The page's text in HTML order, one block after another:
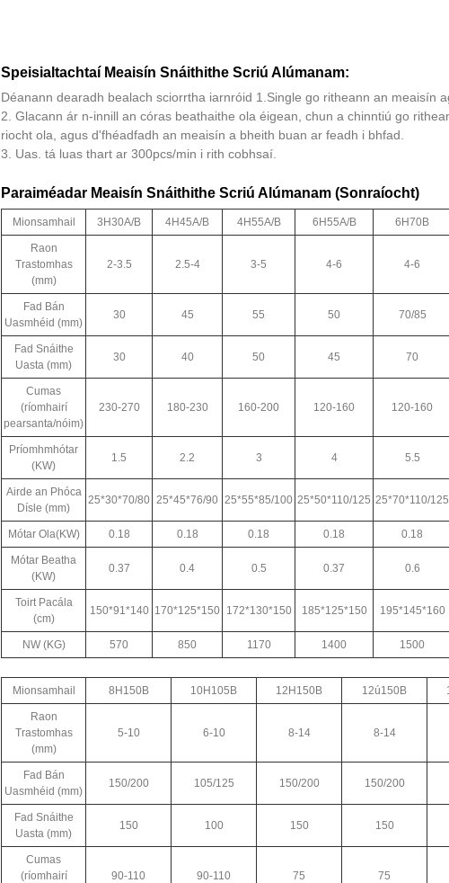
Speisialtachtaí Meaisín Snáithithe Scriú Alúmanam:
Déanann dearadh bealach sciorrtha iarnróid 1.Single go ritheann an meaisín
2. Glacann ár n-innill an córas beathaithe ola éigean, chun a chinntiú go
riocht ola, agus d'fhéadfadh an meaisín a bheith buan ar feadh i bhfad.
3. Uas. tá luas thart ar 300pcs/min i rith cobhsaí.
Paraiméadar Meaisín Snáithithe Scriú Alúmanam (Sonraíocht)
Mionsamhail 3H30A/B 4H45A/B 4H55A/B 6H55A/B 6H70B
Raon
Trastomhas
(mm)
2-3.5 2.5-4 3-5 4-6 4-6
Fad Bán
Uasmhéid (mm)
30 45 55 50 70/85
Fad Snáithe
Uasta (mm)
30 40 50 45 70
Cumas
(ríomhairí
pearsanta/nóim)
230-270 180-230 160-200 120-160 120-160
Príomhmhótar
(KW)
1.5 2.2 3 4 5.5
Airde an Phóca
Dísle (mm)
25*30*70/80 25*45*76/90 25*55*85/100 25*50*110/125 25*70*110/125
Mótar Ola(KW) 0.18 0.18 0.18 0.18 0.18
Mótar Beatha
(KW)
0.37 0.4 0.5 0.37 0.6
Toirt Pacála
(cm)
150*91*140 170*125*150 172*130*150 185*125*150 195*145*160
NW (KG) 570 850 1170 1400 1500
Mionsamhail 8H150B 10H105B 12H150B 12ú150B
Raon
Trastomhas
(mm)
5-10 6-10 8-14 8-14
Fad Bán
Uasmhéid (mm)
150/200 105/125 150/200 150/200
Fad Snáithe
Uasta (mm)
150 100 150 150
Cumas
(ríomhairí
90-110 90-110 75 75